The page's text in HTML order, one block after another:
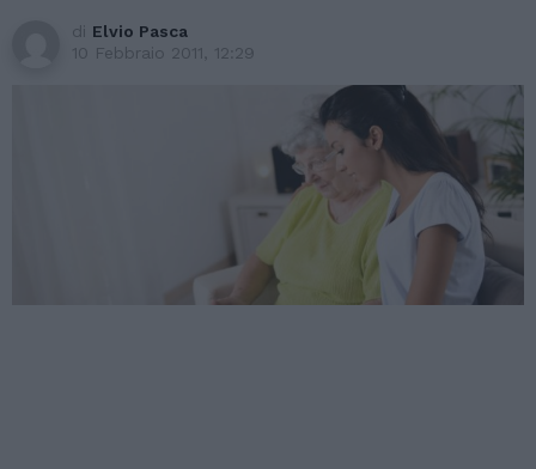
di Elvio Pasca
10 Febbraio 2011, 12:29